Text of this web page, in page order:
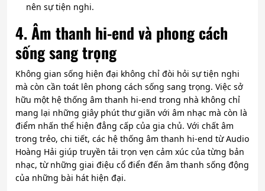
nên sự tiện nghi.
4. Âm thanh hi-end và phong cách
sống sang trọng
Không gian sống hiện đại không chỉ đòi hỏi sự tiện nghi
mà còn cần toát lên phong cách sống sang trọng. Việc sở
hữu một hệ thống âm thanh hi-end trong nhà không chỉ
mang lại những giây phút thư giãn với âm nhạc mà còn là
điểm nhấn thể hiện đẳng cấp của gia chủ. Với chất âm
trong trẻo, chi tiết, các hệ thống âm thanh hi-end từ Audio
Hoàng Hải giúp truyền tải trọn vẹn cảm xúc của từng bản
nhạc, từ những giai điệu cổ điển đến âm thanh sống động
của những bài hát hiện đại.